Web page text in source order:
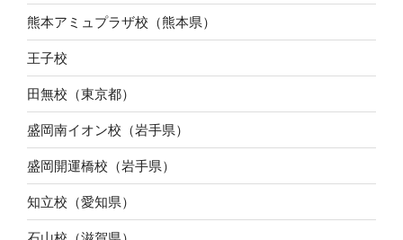
熊本アミュプラザ校（熊本県）
王子校
田無校（東京都）
盛岡南イオン校（岩手県）
盛岡開運橋校（岩手県）
知立校（愛知県）